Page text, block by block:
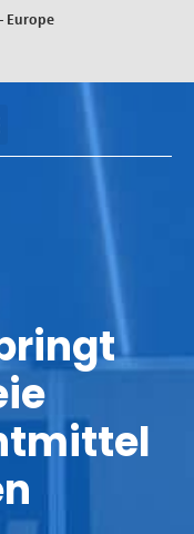
Europe